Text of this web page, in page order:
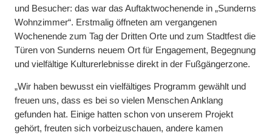
und Besucher: das war das Auftaktwochenende in „Sunderns
Wohnzimmer“. Erstmalig öffneten am vergangenen
Wochenende zum Tag der Dritten Orte und zum Stadtfest die
Türen von Sunderns neuem Ort für Engagement, Begegnung
und vielfältige Kulturerlebnisse direkt in der Fußgängerzone.
„Wir haben bewusst ein vielfältiges Programm gewählt und
freuen uns, dass es bei so vielen Menschen Anklang
gefunden hat. Einige hatten schon von unserem Projekt
gehört, freuten sich vorbeizuschauen, andere kamen